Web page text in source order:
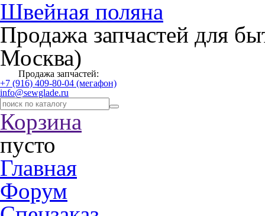
Швейная поляна
Продажа запчастей для
Москва)
Продажа запчастей:
+7 (916) 409-80-04 (мегафон)
info@sewglade.ru
Корзина
пусто
Главная
Форум